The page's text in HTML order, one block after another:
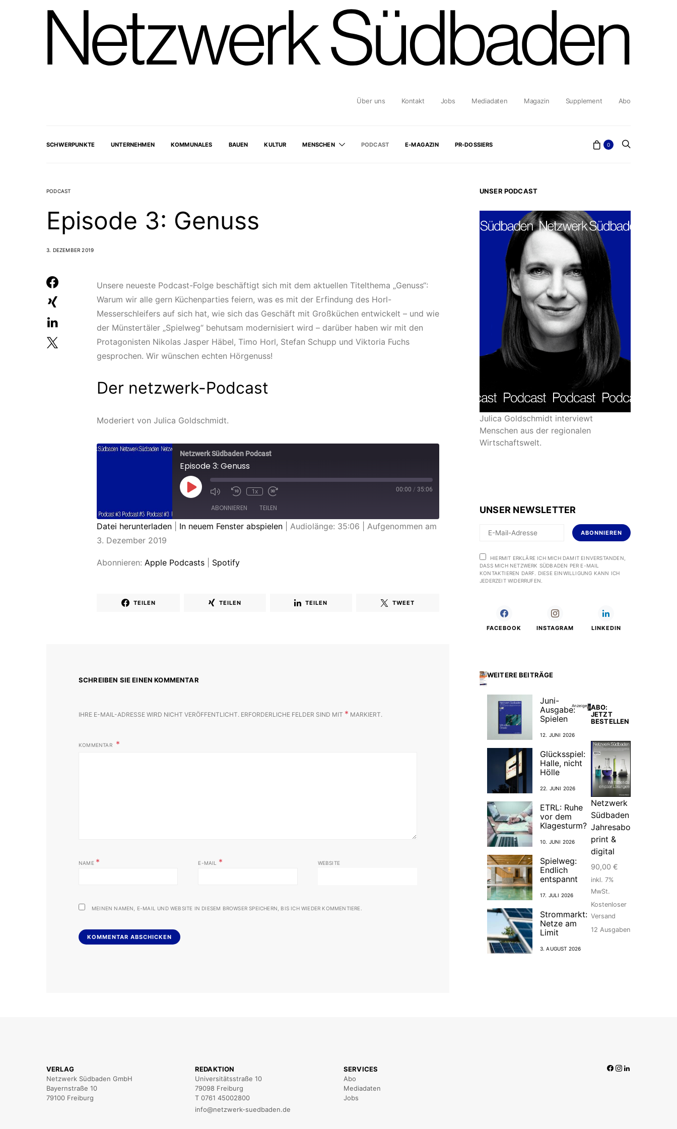
Über uns Kontakt Jobs Mediadaten Magazin Supplement Abo
SCHWERPUNKTE UNTERNEHMEN KOMMUNALES BAUEN KULTUR MENSCHEN PODCAST E-MAGAZIN PR-DOSSIERS 0
PODCAST
Episode 3: Genuss
3. DEZEMBER 2019
Unsere neueste Podcast-Folge beschäftigt sich mit dem aktuellen Titelthema „Genuss“:
Warum wir alle gern Küchenparties feiern, was es mit der Erfindung des Horl-
Messerschleifers auf sich hat, wie sich das Geschäft mit Großküchen entwickelt – und wie
der Münstertäler „Spielweg“ behutsam modernisiert wird – darüber haben wir mit den
Protagonisten Nikolas Jasper Häbel, Timo Horl, Stefan Schupp und Viktoria Fuchs
gesprochen. Wir wünschen echten Hörgenuss!
Der netzwerk-Podcast
Moderiert von Julica Goldschmidt.
Netzwerk Südbaden Podcast
Episode 3: Genuss
1x 00:00 / 35:06
ABONNIEREN TEILEN
Apple Podcasts
RSS FEED
TEILEN
LINK
Datei herunterladen In neuem Fenster abspielen Audiolänge: 35:06
Aufgenommen am
3. Dezember 2019
Abonnieren: Apple Podcasts Spotify
TEILEN TEILEN TEILEN TWEET
SCHREIBEN SIE EINEN KOMMENTAR
IHRE E-MAIL-ADRESSE WIRD NICHT VERÖFFENTLICHT. ERFORDERLICHE FELDER SIND MIT * MARKIERT.
KOMMENTAR
NAME * E-MAIL * WEBSITE
MEINEN NAMEN, E-MAIL UND WEBSITE IN DIESEM BROWSER SPEICHERN, BIS ICH WIEDER KOMMENTIERE.
UNSER PODCAST
Julica Goldschmidt interviewt
Menschen aus der regionalen
Wirtschaftswelt.
UNSER NEWSLETTER
ABONNIEREN
HIERMIT ERKLÄRE ICH MICH DAMIT EINVERSTANDEN,
DASS MICH NETZWERK SÜDBADEN PER E-MAIL
KONTAKTIEREN DARF. DIESE EINWILLIGUNG KANN ICH
JEDERZEIT WIDERRUFEN.
FACEBOOK INSTAGRAM LINKEDIN
WEITERE BEITRÄGE
Juni-
Ausgabe:
Spielen
12. JUNI 2026
Glücksspiel:
Halle, nicht
Hölle
22. JUNI 2026
ETRL: Ruhe
vor dem
Klagesturm?
10. JUNI 2026
Spielweg:
Endlich
entspannt
17. JULI 2026
Strommarkt:
Netze am
Limit
3. AUGUST 2026
Anzeige
ABO:
JETZT
BESTELLEN
Netzwerk
Südbaden
Jahresabo
print &
digital
90,00 €
inkl. 7%
MwSt.
Kostenloser
Versand
12 Ausgaben
VERLAG
Netzwerk Südbaden GmbH
Bayernstraße 10
79100 Freiburg
REDAKTION
Universitätsstraße 10
79098 Freiburg
T 0761 45002800
info@netzwerk-suedbaden.de
SERVICES
Abo
Mediadaten
Jobs